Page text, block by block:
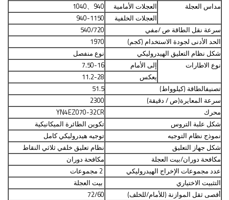
مداس العجلة
العجلات الأمامية 940
、
1040
العجلات الخلفية
940-1150
سرعة نقل الطاقة ص /مفي
540/720
الحد الأدنى لجودة الاستخدام (كجم)
1970
شكل نظام التعليق الهيدروليكي
نوع منفصل
نوع الاطارات
إلى الأمام
7.50-16
يعكس
11.2-28
تصنيفالطاقة (كيلوواط)
51.5
سرعة المعايرة(ص / دقيقة)
2300
محرك
YN4EZ070-32CR
شكل علبة التروس
تكوين الطائرة الميكانيكية
نموذج نظام التوجيه
توجيه هيدروليكي كامل
شكل جهاز التعليق
نظام تعليق خلفي ثلاثي النقاط
مكافحة دوران/بيت العجلة
مكافحة دوران
عدد مجموعات الإخراج الهيدروليكي
2 مجموعات
التثبيت الاختياري
بيت العجلة
أقصىثقل الموازنة (للأمام/للخلف) 72/60